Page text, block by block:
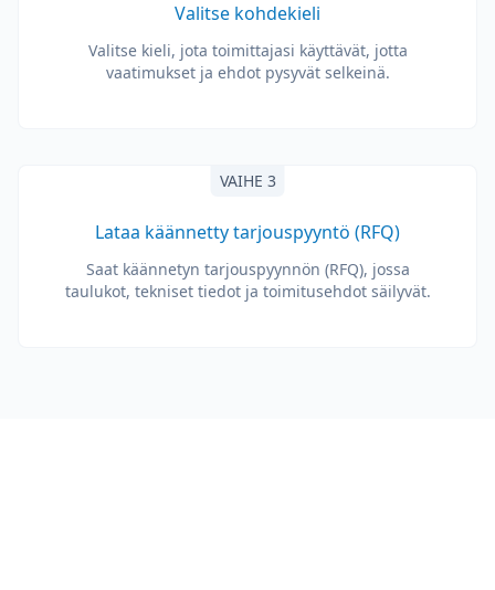
Valitse kohdekieli
Valitse kieli, jota toimittajasi käyttävät, jotta
vaatimukset ja ehdot pysyvät selkeinä.
VAIHE 3
Lataa käännetty tarjouspyyntö (RFQ)
Saat käännetyn tarjouspyynnön (RFQ), jossa
taulukot, tekniset tiedot ja toimitusehdot säilyvät.